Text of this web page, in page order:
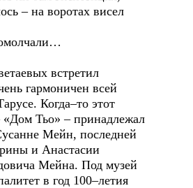
– на воротах висел
встретил
гармоничен всей
Когда–то этот
Тьо» – принадлежал
Мейн, последней
и Анастасии
Мейна. Под музей
в год 100–летия